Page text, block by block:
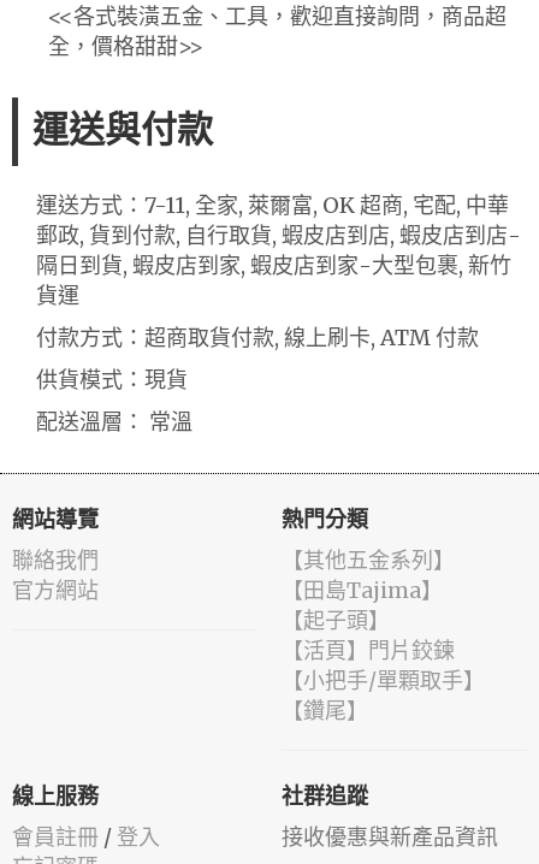
<<各式裝潢五金、工具，歡迎直接詢問，商品超
全，價格甜甜>>
運送與付款
運送方式：7-11, 全家, 萊爾富, OK 超商, 宅配, 中華
郵政, 貨到付款, 自行取貨, 蝦皮店到店, 蝦皮店到店-
隔日到貨, 蝦皮店到家, 蝦皮店到家-大型包裹, 新竹
貨運
付款方式：超商取貨付款, 線上刷卡, ATM 付款
供貨模式：現貨
配送溫層： 常溫
網站導覽
聯絡我們
官方網站
熱門分類
【其他五金系列】
【田島Tajima】
【起子頭】
【活頁】門片鉸鍊
【小把手/單顆取手】
【鑽尾】
線上服務
會員註冊 / 登入
社群追蹤
接收優惠與新產品資訊